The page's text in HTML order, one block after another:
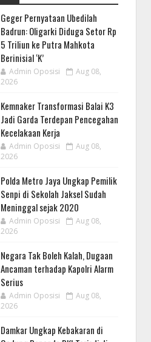
Geger Pernyataan Ubedilah
Badrun: Oligarki Diduga Setor Rp
5 Triliun ke Putra Mahkota
Berinisial ‘K’
Admin Oposisi
Aug 08,
2026
Kemnaker Transformasi Balai K3
Jadi Garda Terdepan Pencegahan
Kecelakaan Kerja
Admin Oposisi
Aug 08,
2026
Polda Metro Jaya Ungkap Pemilik
Senpi di Sekolah Jaksel Sudah
Meninggal sejak 2020
Admin Oposisi
Aug 08,
2026
Negara Tak Boleh Kalah, Dugaan
Ancaman terhadap Kapolri Alarm
Serius
Admin Oposisi
Aug 08,
2026
Damkar Ungkap Kebakaran di